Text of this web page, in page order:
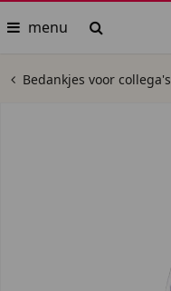
menu
Bedankjes voor collega's